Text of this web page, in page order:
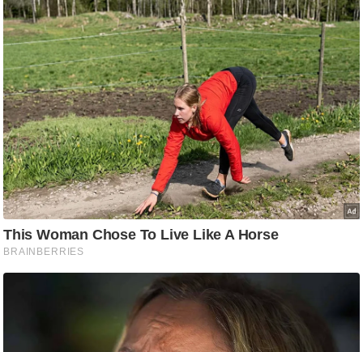
ष
प्र
भु
म
हि
मा
/
ध
र्म
स्थ
ल
व्र
त